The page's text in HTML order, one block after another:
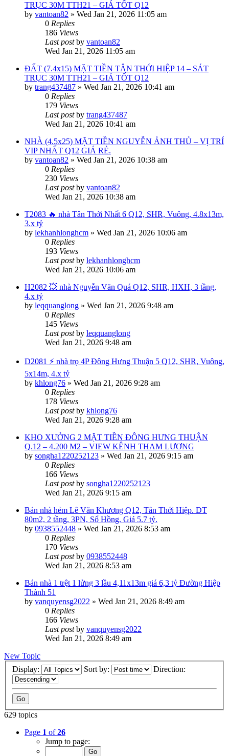
TRỤC 30M TTH21 – GIÁ TỐT Q12
by vantoan82 » Wed Jan 21, 2026 11:05 am
0 Replies
186 Views
Last postby vantoan82
Wed Jan 21, 2026 11:05 am
ĐẤT (7.4x15) MẶT TIỀN TÂN THỚI HIỆP 14 – SÁT
TRỤC 30M TTH21 – GIÁ TỐT Q12
by trang437487 » Wed Jan 21, 2026 10:41 am
0 Replies
179 Views
Last postby trang437487
Wed Jan 21, 2026 10:41 am
NHÀ (4.5x25) MẶT TIỀN NGUYỄN ẢNH THỦ – VỊ TRÍ
VIP NHẤT Q12 GIÁ RẺ.
by vantoan82 » Wed Jan 21, 2026 10:38 am
0 Replies
230 Views
Last postby vantoan82
Wed Jan 21, 2026 10:38 am
T2083 🔥 nhà Tân Thới Nhất 6 Q12, SHR, Vuông, 4.8x13m,
3.x tỷ
by lekhanhlonghcm » Wed Jan 21, 2026 10:06 am
0 Replies
193 Views
Last postby lekhanhlonghcm
Wed Jan 21, 2026 10:06 am
H2082 💥 nhà Nguyễn Văn Quá Q12, SHR, HXH, 3 tầng,
4.x tỷ
by leqquanglong » Wed Jan 21, 2026 9:48 am
0 Replies
145 Views
Last postby leqquanglong
Wed Jan 21, 2026 9:48 am
D2081 ⚡️ nhà trọ 4P Đông Hưng Thuận 5 Q12, SHR, Vuông,
5x14m, 4.x tỷ
by khlong76 » Wed Jan 21, 2026 9:28 am
0 Replies
178 Views
Last postby khlong76
Wed Jan 21, 2026 9:28 am
KHO XƯỞNG 2 MẶT TIỀN ĐÔNG HƯNG THUẬN
Q.12 – 4.200 M2 – VIEW KÊNH THAM LƯƠNG
by songha1220252123 » Wed Jan 21, 2026 9:15 am
0 Replies
166 Views
Last postby songha1220252123
Wed Jan 21, 2026 9:15 am
Bán nhà hẻm Lê Văn Khương Q12, Tân Thới Hiệp. DT
80m2, 2 tầng, 3PN, Sổ Hồng. Giá 5.7 tỷ.
by 0938552448 » Wed Jan 21, 2026 8:53 am
0 Replies
170 Views
Last postby 0938552448
Wed Jan 21, 2026 8:53 am
Bán nhà 1 trệt 1 lửng 3 lầu 4,11x13m giá 6,3 tỷ Đường Hiệp
Thành 51
by vanquyensg2022 » Wed Jan 21, 2026 8:49 am
0 Replies
166 Views
Last postby vanquyensg2022
Wed Jan 21, 2026 8:49 am
New Topic
Display:
Sort by: Direction:
629 topics
Page 1 of26
Jump to page: